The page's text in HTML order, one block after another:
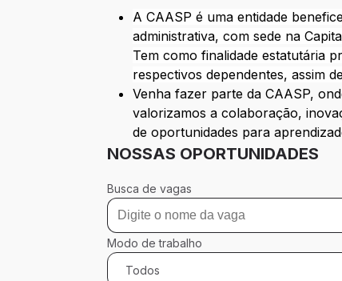
A CAASP é uma entidade
administrativa, com sede na
Tem como finalidade estatutária
respectivos dependentes, assim
Venha fazer parte da CAASP,
valorizamos a colaboração,
de oportunidades para
NOSSAS OPORTUNIDADES
Busca de vagas
Modo de trabalho
Todos